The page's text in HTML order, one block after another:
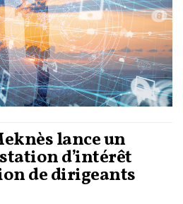
lance un
d’intérêt
de dirigeants